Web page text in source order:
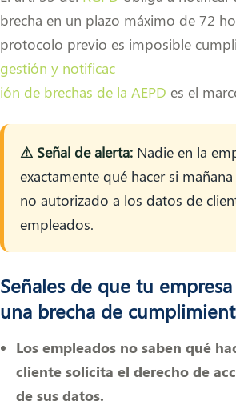
brecha en un plazo máximo de 72
protocolo previo es imposible
gestión y notificac
ión de brechas de la AEPD es el
⚠ Señal de alerta: Nadie en la
exactamente qué hacer si
no autorizado a los datos de
empleados.
Señales de que tu
una brecha de
Los empleados no saben qué
cliente solicita el derecho de
de sus datos.